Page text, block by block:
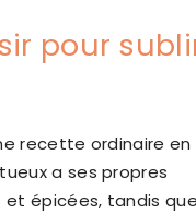
pour
recette ordinaire en
a ses propres
épicées, tandis